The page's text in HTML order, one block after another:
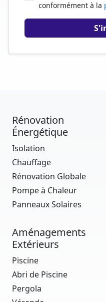
conformément à la
Rénovation
Énergétique
Isolation
Chauffage
Rénovation Globale
Pompe à Chaleur
Panneaux Solaires
Aménagements
Extérieurs
Piscine
Abri de Piscine
Pergola